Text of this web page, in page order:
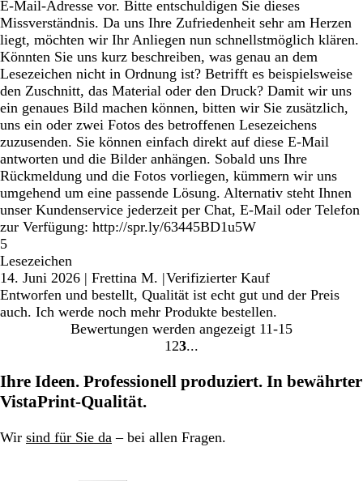
E-Mail-Adresse vor. Bitte entschuldigen Sie dieses
Missverständnis. Da uns Ihre Zufriedenheit sehr am Herzen
liegt, möchten wir Ihr Anliegen nun schnellstmöglich klären.
Könnten Sie uns kurz beschreiben, was genau an dem
Lesezeichen nicht in Ordnung ist? Betrifft es beispielsweise
den Zuschnitt, das Material oder den Druck? Damit wir uns
ein genaues Bild machen können, bitten wir Sie zusätzlich,
uns ein oder zwei Fotos des betroffenen Lesezeichens
zuzusenden. Sie können einfach direkt auf diese E-Mail
antworten und die Bilder anhängen. Sobald uns Ihre
Rückmeldung und die Fotos vorliegen, kümmern wir uns
umgehend um eine passende Lösung. Alternativ steht Ihnen
unser Kundenservice jederzeit per Chat, E-Mail oder Telefon
zur Verfügung: http://spr.ly/63445BD1u5W
5
Lesezeichen
14. Juni 2026 | Frettina M. |Verifizierter Kauf
Entworfen und bestellt, Qualität ist echt gut und der Preis
auch. Ich werde noch mehr Produkte bestellen.
Bewertungen werden angezeigt 11-15
Gehe
Seite
1 Gehe
Seite
2 Gehe
Seite
3
Ihre Ideen. Professionell produziert. In bewährter
VistaPrint-Qualität.
Wir sind für Sie da – bei allen Fragen.